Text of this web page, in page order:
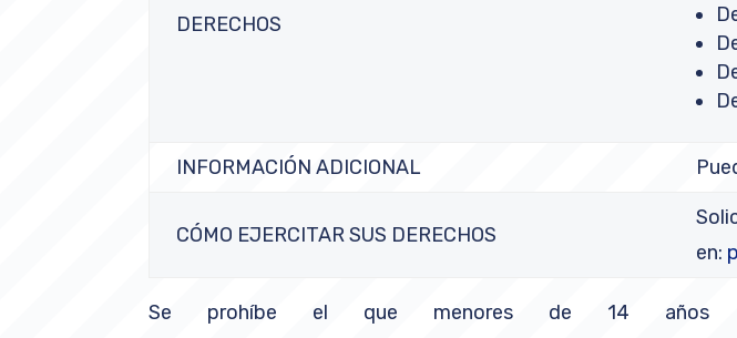
DERECHOS
INFORMACIÓN ADICIONAL
CÓMO EJERCITAR SUS DERECHOS
en:
Se prohíbe el que menores de 14 años